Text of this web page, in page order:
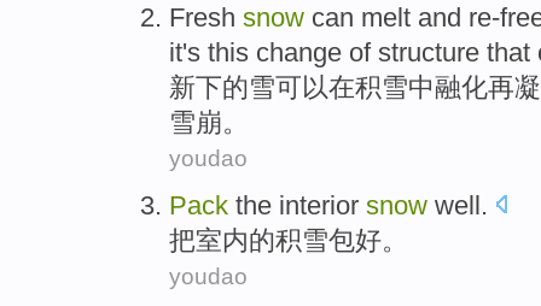
Fresh snow can melt and re-
it's this change of structure that
新下的雪可以在积雪中融化再
雪崩。
youdao
Pack the interior snow well.
把室内的积雪包好。
youdao